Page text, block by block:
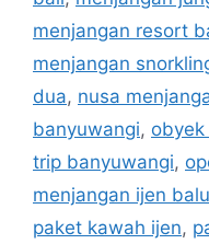
menjangan resort
menjangan
dua, nusa
banyuwangi,
trip banyuwangi,
menjangan ijen
paket kawah ijen,